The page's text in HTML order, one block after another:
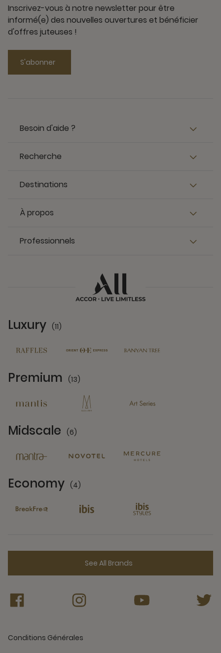
Inscrivez-vous à notre newsletter pour être
informé(e) des nouvelles ouvertures et bénéficier
d'offres juteuses !
S'abonner
Besoin d'aide ?
Recherche
Destinations
À propos
Professionnels
Luxury (11)
Premium (13)
Midscale (6)
Economy (4)
See All Brands
Conditions Générales